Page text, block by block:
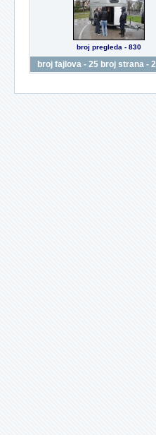
broj pregleda - 830
broj fajlova - 25 broj strana - 2